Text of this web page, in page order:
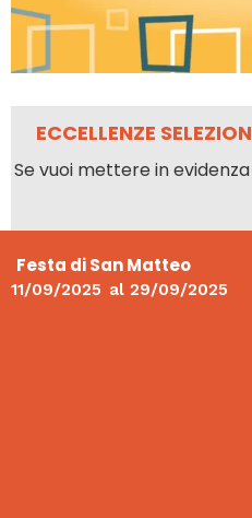
ECCELLENZE
Se vuoi mettere in
Festa di San Matteo
11/09/2025 al 29/09/2025